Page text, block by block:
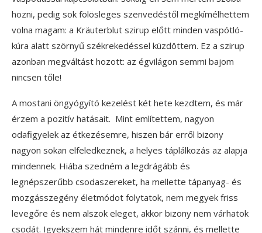
hozni, pedig sok fölösleges szenvedéstől megkímélhettem
volna magam: a Kräuterblut szirup előtt minden vaspótló-
kúra alatt szörnyű székrekedéssel küzdöttem. Ez a szirup
azonban megváltást hozott: az égvilágon semmi bajom
nincsen tőle!
A mostani öngyógyító kezelést két hete kezdtem, és már
érzem a pozitív hatásait. Mint említettem, nagyon
odafigyelek az étkezésemre, hiszen bár erről bizony
nagyon sokan elfeledkeznek, a helyes táplálkozás az alapja
mindennek. Hiába szedném a legdrágább és
legnépszerűbb csodaszereket, ha mellette tápanyag- és
mozgásszegény életmódot folytatok, nem megyek friss
levegőre és nem alszok eleget, akkor bizony nem várhatok
csodát. Igyekszem hát mindenre időt szánni, és mellette